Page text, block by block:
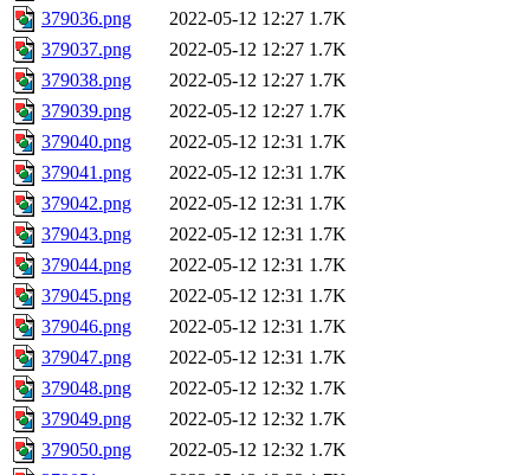
379036.png
2022-05-12 12:27 1.7K
379037.png
2022-05-12 12:27 1.7K
379038.png
2022-05-12 12:27 1.7K
379039.png
2022-05-12 12:27 1.7K
379040.png
2022-05-12 12:31 1.7K
379041.png
2022-05-12 12:31 1.7K
379042.png
2022-05-12 12:31 1.7K
379043.png
2022-05-12 12:31 1.7K
379044.png
2022-05-12 12:31 1.7K
379045.png
2022-05-12 12:31 1.7K
379046.png
2022-05-12 12:31 1.7K
379047.png
2022-05-12 12:31 1.7K
379048.png
2022-05-12 12:32 1.7K
379049.png
2022-05-12 12:32 1.7K
379050.png
2022-05-12 12:32 1.7K